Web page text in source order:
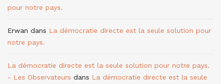
pour notre pays.
Erwan dans La démocratie directe est la seule solution pour
notre pays.
La démocratie directe est la seule solution pour notre pays.
- Les Observateurs dans La démocratie directe est la seule